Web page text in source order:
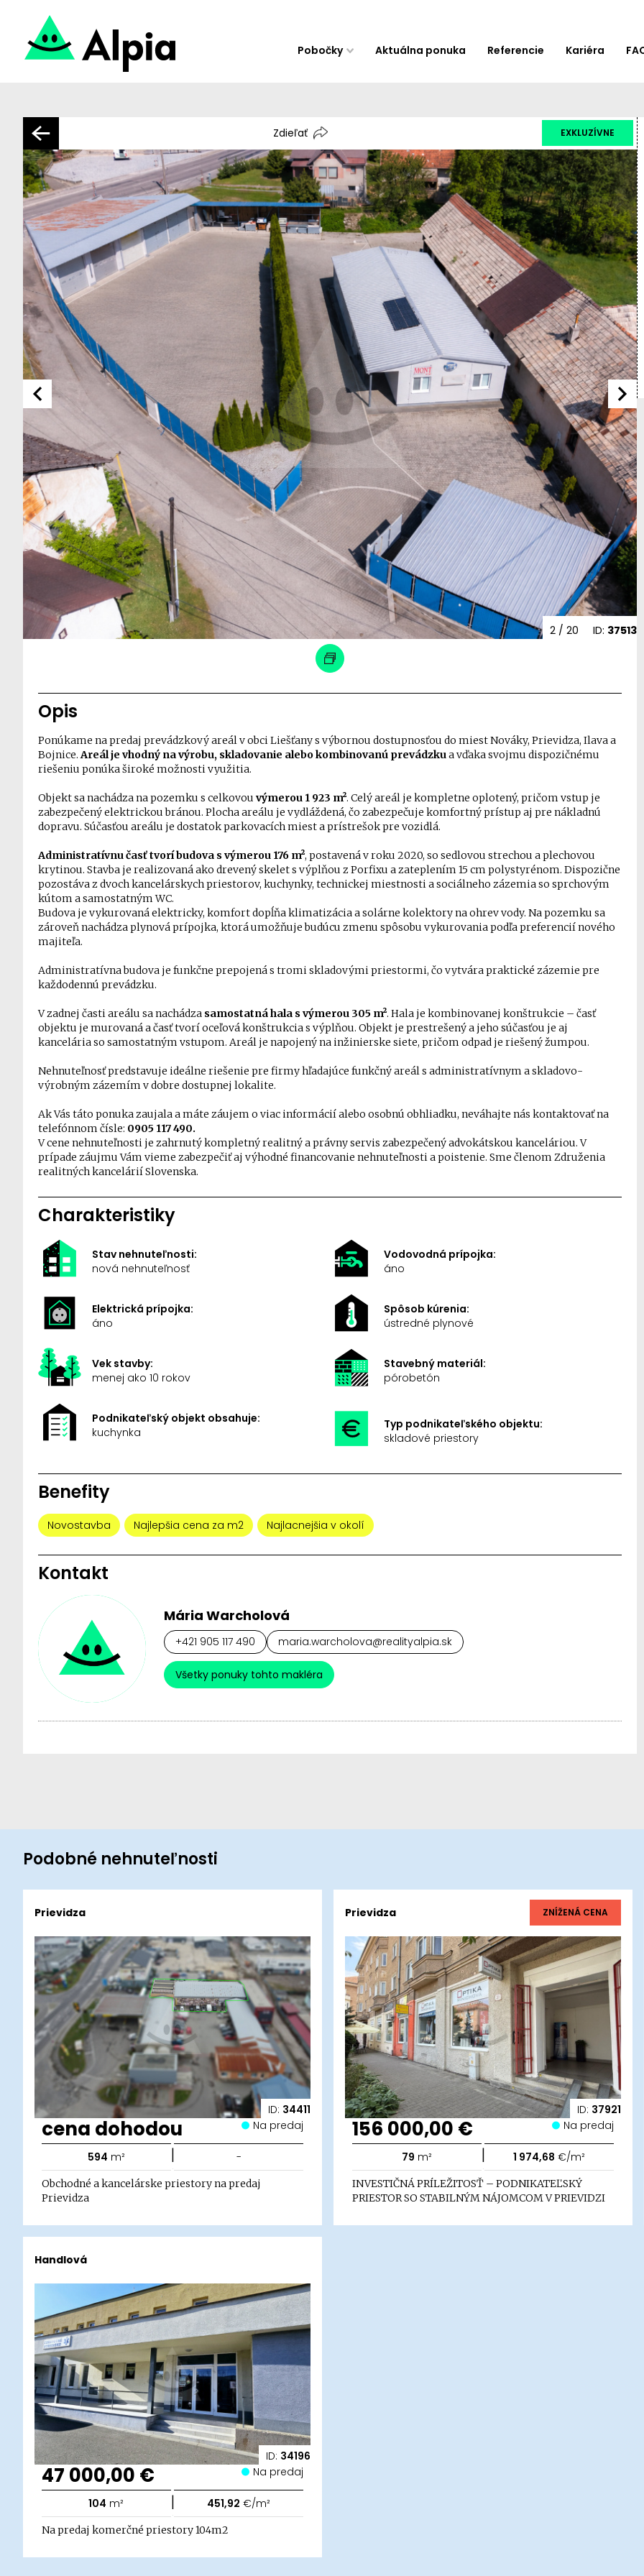
Pobočky Aktuálna ponuka Referencie Kariéra
Zdieľať EXKLUZÍVNE
ID: 37513
2/ 20
Opis
Ponúkame na predaj prevádzkový areál v obci Liešťany s výbornou dostupnosťou do miest Nováky, Prievidza, Ilava a
Bojnice.Areál je vhodný na výrobu, skladovanie alebo kombinovanú prevádzkua vďaka svojmu dispozičnému
riešeniu ponúka široké možnosti využitia.
Objekt sa nachádza na pozemku s celkovou výmerou 1 923 m². Celý areál je kompletne oplotený, pričom vstup je
zabezpečený elektrickou bránou. Plocha areálu je vydláždená, čo zabezpečuje komfortný prístup aj pre nákladnú
dopravu. Súčasťou areálu je dostatok parkovacích miest a prístrešok pre vozidlá.
Administratívnu časť tvorí budova s výmerou 176 m², postavená v roku 2020, so sedlovou strechou a plechovou
krytinou. Stavba je realizovaná ako drevený skelet s výplňou z Porfixu a zateplením 15 cm polystyrénom. Dispozične
pozostáva z dvoch kancelárskych priestorov, kuchynky, technickej miestnosti a sociálneho zázemia so sprchovým
kútom a samostatným WC.
Budova je vykurovaná elektricky, komfort dopĺňa klimatizácia a solárne kolektory na ohrev vody. Na pozemku sa
zároveň nachádza plynová prípojka, ktorá umožňuje budúcu zmenu spôsobu vykurovania podľa preferencií nového
majiteľa.
Administratívna budova je funkčne prepojená s tromi skladovými priestormi, čo vytvára praktické zázemie pre
každodennú prevádzku.
V zadnej časti areálu sa nachádza samostatná hala s výmerou 305 m². Hala je kombinovanej konštrukcie – časť
objektu je murovaná a časť tvorí oceľová konštrukcia s výplňou. Objekt je prestrešený a jeho súčasťou je aj
kancelária so samostatným vstupom. Areál je napojený na inžinierske siete, pričom odpad je riešený žumpou.
Nehnuteľnosť predstavuje ideálne riešenie pre firmy hľadajúce funkčný areál s administratívnym a skladovo-
výrobným zázemím v dobre dostupnej lokalite.
Ak Vás táto ponuka zaujala a máte záujem o viac informácií alebo osobnú obhliadku, neváhajte nás kontaktovať na
telefónnom čísle: 0905 117 490.
V cene nehnuteľnosti je zahrnutý kompletný realitný a právny servis zabezpečený advokátskou kanceláriou. V
prípade záujmu Vám vieme zabezpečiť aj výhodné financovanie nehnuteľnosti a poistenie. Sme členom Združenia
realitných kancelárií Slovenska.
Charakteristiky
Stav nehnuteľnosti:
nová nehnuteľnosť
Vodovodná prípojka:
áno
Elektrická prípojka:
áno
Spôsob kúrenia:
ústredné plynové
Vek stavby:
menej ako 10 rokov
Stavebný materiál:
pórobetón
Podnikateľský objekt obsahuje:
kuchynka
Typ podnikateľského objektu:
skladové priestory
Benefity
Novostavba Najlepšia cena za m2 Najlacnejšia v okolí
Kontakt
Mária Warcholová
+421 905 117 490 maria.warcholova@realityalpia.sk
Všetky ponuky tohto makléra
Podobné nehnuteľnosti
ID: 34411
Prievidza
cena dohodou Na predaj
594 m² | -
Obchodné a kancelárske priestory na predaj
Prievidza
ID: 37921
Prievidza ZNÍŽENÁ CENA
156 000,00 € Na predaj
79 m² | 1 974,68 €/m²
INVESTIČNÁ PRÍLEŽITOSŤ – PODNIKATEĽSKÝ
PRIESTOR SO STABILNÝM NÁJOMCOM V PRIEVIDZI
ID: 34196
Handlová
47 000,00 € Na predaj
104 m² | 451,92 €/m²
Na predaj komerčné priestory 104m2